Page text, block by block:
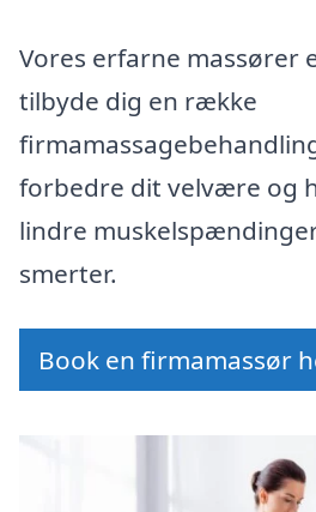
Vores erfarne massører
tilbyde dig en række
forbedre dit velvære og
lindre
smerter.
Book en firmamassør